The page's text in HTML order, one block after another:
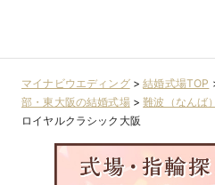
チャペル入場体験や、ご披露
マイナビウエディング>結婚式場TOP
部・東大阪の結婚式場>難波（なんば
ロイヤルクラシック大阪